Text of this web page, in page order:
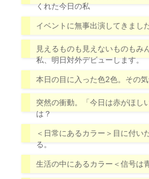
くれた今日の私
イベントに無事出演してきまし
見えるものも見えないものもみ
私、明日対外デビューします。
本日の目に入った色2色。その
突然の衝動。「今日は赤がほし
は？
＜日常にあるカラー＞目に付い
る。
生活の中にあるカラー＜信号は